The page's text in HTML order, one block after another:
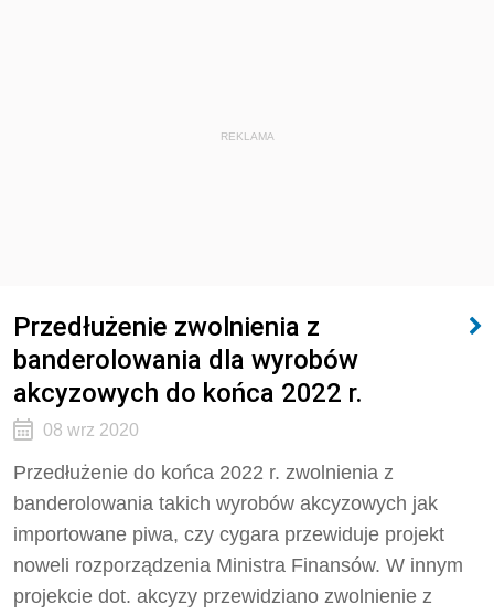
REKLAMA
Przedłużenie zwolnienia z
banderolowania dla wyrobów
akcyzowych do końca 2022 r.
08 wrz 2020
Przedłużenie do końca 2022 r. zwolnienia z
banderolowania takich wyrobów akcyzowych jak
importowane piwa, czy cygara przewiduje projekt
noweli rozporządzenia Ministra Finansów. W innym
projekcie dot. akcyzy przewidziano zwolnienie z